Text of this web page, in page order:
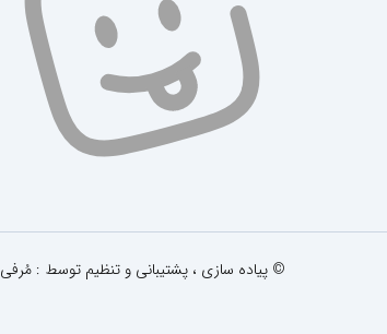
© پیاده سازی ، پشتیبانی و تنظیم توسط : مُرفی